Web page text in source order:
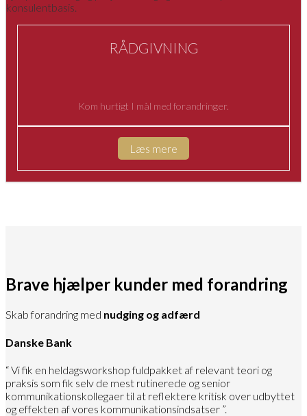
RÅDGIVNING
Kom hurtigt I mål med forandringer.
Læs mere
Brave hjælper kunder med forandring
Skab forandring med nudging og adfærd
Danske Bank
“ Vi fik en heldagsworkshop fuldpakket af relevant teori og
praksis som fik selv de mest rutinerede og senior
kommunikationskollegaer til at reflektere kritisk over udbyttet
og effekten af vores kommunikationsindsatser ”.